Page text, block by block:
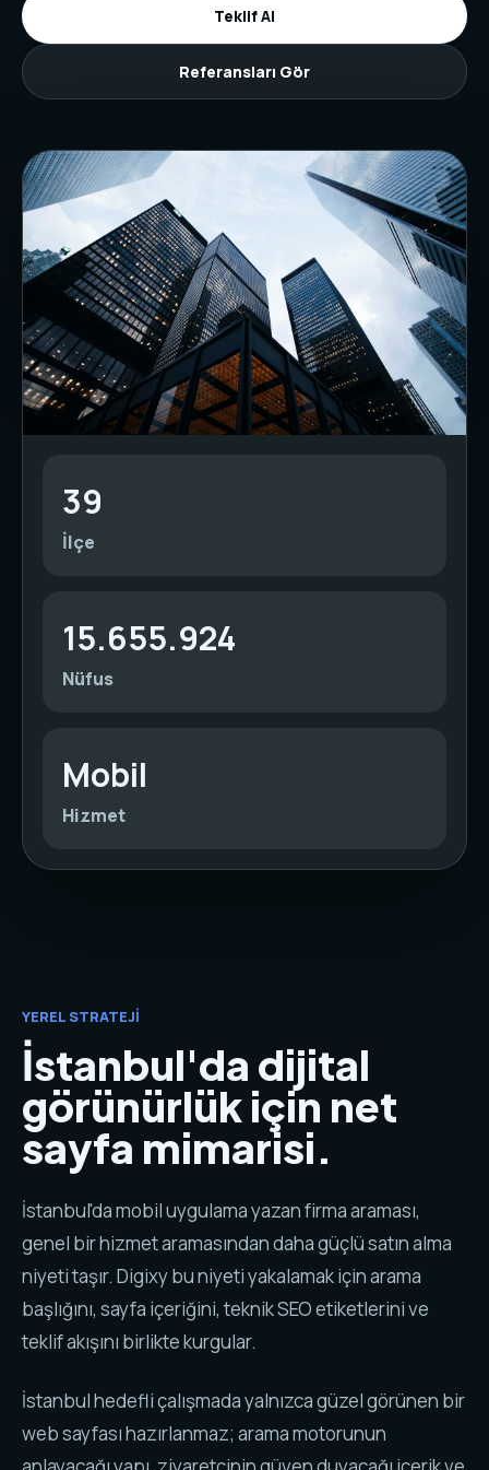
Teklif Al
Referansları Gör
39
İlçe
15.655.924
Nüfus
Mobil
Hizmet
YEREL STRATEJI
İstanbul'da dijital
görünürlük için net
sayfa mimarisi.
İstanbul'da mobil uygulama yazan firma araması,
genel bir hizmet aramasından daha güçlü satın alma
niyeti taşır. Digixy bu niyeti yakalamak için arama
başlığını, sayfa içeriğini, teknik SEO etiketlerini ve
teklif akışını birlikte kurgular.
İstanbul hedefli çalışmada yalnızca güzel görünen bir
web sayfası hazırlanmaz; arama motorunun